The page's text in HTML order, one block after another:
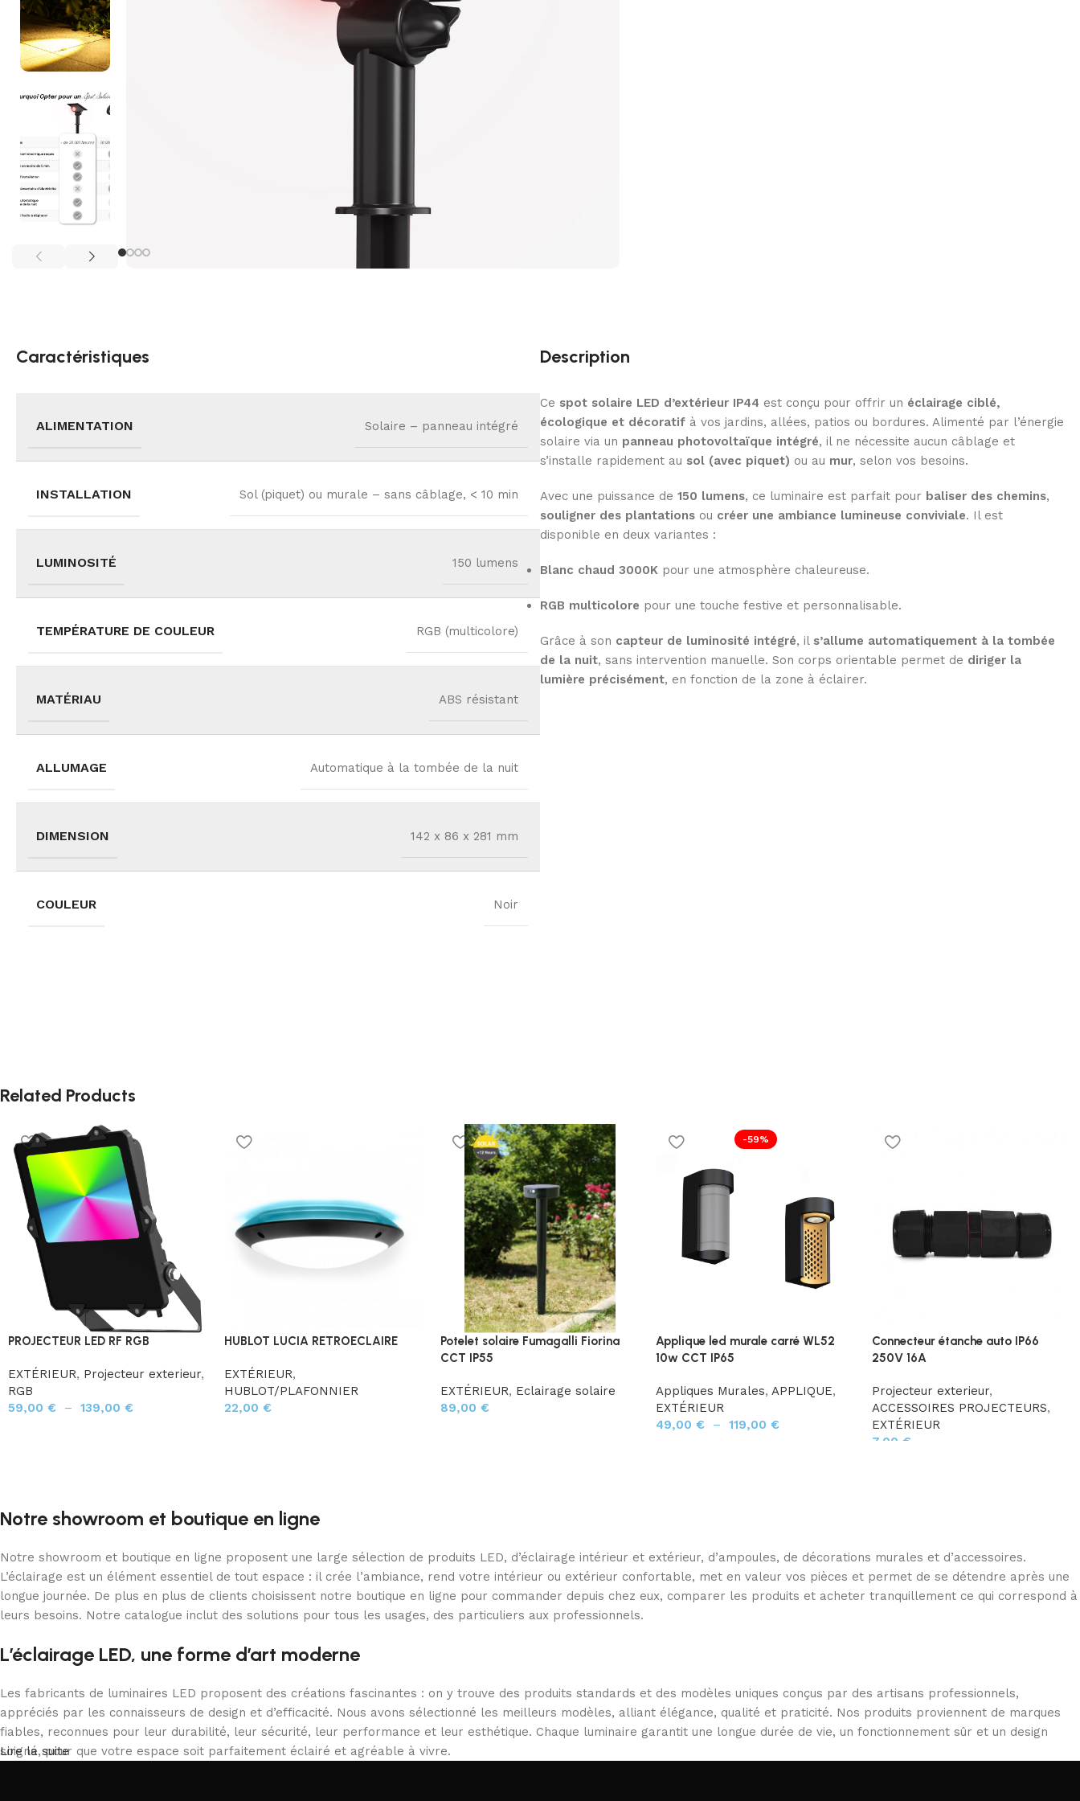
Caractéristiques
ALIMENTATION Solaire – panneau intégré
INSTALLATION Sol (piquet) ou murale – sans câblage, < 10 min
LUMINOSITÉ 150 lumens
TEMPÉRATURE DE COULEUR RGB (multicolore)
MATÉRIAU ABS résistant
ALLUMAGE Automatique à la tombée de la nuit
DIMENSION 142 x 86 x 281 mm
COULEUR Noir
Description
Ce spot solaire LED d’extérieur IP44 est conçu pour offrir un éclairage ciblé,
écologique et décoratif à vos jardins, allées, patios ou bordures. Alimenté par l’énergie
solaire via un panneau photovoltaïque intégré, il ne nécessite aucun câblage et
s’installe rapidement au sol (avec piquet) ou au mur, selon vos besoins.
Avec une puissance de 150 lumens, ce luminaire est parfait pour baliser des chemins,
souligner des plantations ou créer une ambiance lumineuse conviviale. Il est
disponible en deux variantes :
Blanc chaud 3000K pour une atmosphère chaleureuse.
RGB multicolore pour une touche festive et personnalisable.
Grâce à son capteur de luminosité intégré, il s’allume automatiquement à la tombée
de la nuit, sans intervention manuelle. Son corps orientable permet de diriger la
lumière précisément, en fonction de la zone à éclairer.
Related Products
PROJECTEUR LED RF RGB
EXTÉRIEUR, Projecteur exterieur,
RGB
59,00 € – 139,00 €
HUBLOT LUCIA RETROECLAIRE
EXTÉRIEUR,
HUBLOT/PLAFONNIER
22,00 €
Potelet solaire Fumagalli Fiorina
CCT IP55
EXTÉRIEUR, Eclairage solaire
89,00 €
-59%
Applique led murale carré WL52
10w CCT IP65
Appliques Murales, APPLIQUE,
EXTÉRIEUR
49,00 € – 119,00 €
Connecteur étanche auto IP66
250V 16A
Projecteur exterieur,
ACCESSOIRES PROJECTEURS,
EXTÉRIEUR
7,00 €
Notre showroom et boutique en ligne
Notre showroom et boutique en ligne proposent une large sélection de produits LED, d’éclairage intérieur et extérieur, d’ampoules, de décorations murales et d’accessoires.
L’éclairage est un élément essentiel de tout espace : il crée l’ambiance, rend votre intérieur ou extérieur confortable, met en valeur vos pièces et permet de se détendre après une
longue journée. De plus en plus de clients choisissent notre boutique en ligne pour commander depuis chez eux, comparer les produits et acheter tranquillement ce qui correspond à
leurs besoins. Notre catalogue inclut des solutions pour tous les usages, des particuliers aux professionnels.
L’éclairage LED, une forme d’art moderne
Les fabricants de luminaires LED proposent des créations fascinantes : on y trouve des produits standards et des modèles uniques conçus par des artisans professionnels,
appréciés par les connaisseurs de design et d’efficacité. Nous avons sélectionné les meilleurs modèles, alliant élégance, qualité et praticité. Nos produits proviennent de marques
fiables, reconnues pour leur durabilité, leur sécurité, leur performance et leur esthétique. Chaque luminaire garantit une longue durée de vie, un fonctionnement sûr et un design
soigné, pour que votre espace soit parfaitement éclairé et agréable à vivre.
Lire la suite